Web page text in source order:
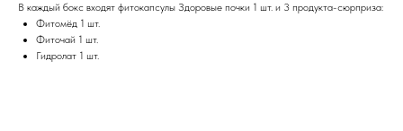
В каждый бокс входят фитокапсулы Здоровые почки 1 шт. и 3 продукта-сюрприза:
Фитомёд 1 шт.
Фиточай 1 шт.
Гидролат 1 шт.